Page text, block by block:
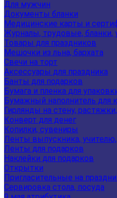
Для мужчин
Документы бланки
Медицинские карты и
Журналы, трудовые, бланки,
Товары для праздников
Мешочки из льна, бархата
Свечи на торт
Аксессуары для праздника
Банты для подарков
Бумага и пленка для
Бумажный наполнитель для
Гирлянды на стену,
Конверт для денег
Копилки, сувениры
Ленты выпускника, учителю,
Ленты для подарков
Наклейки для подарков
Открытки
Пригласительные на
Сервировка стола, посуда